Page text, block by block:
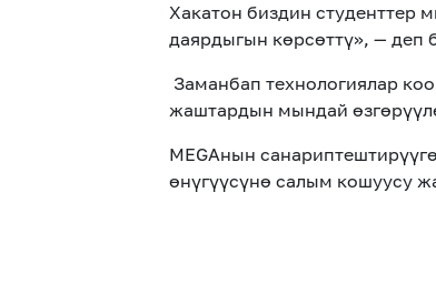
Хакатон биздин студенттер
даярдыгын көрсөттү», — деп
Заманбап технологиялар
жаштардын мындай
MEGAнын
өнүгүүсүнө салым кошуусу